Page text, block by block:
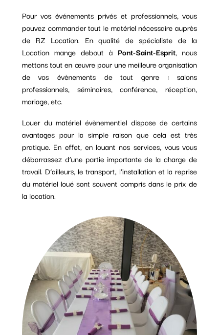
Pour vos événements privés et professionnels, vous
pouvez commander tout le matériel nécessaire auprès
de RZ Location. En qualité de spécialiste de la
Location mange debout à Pont-Saint-Esprit, nous
mettons tout en œuvre pour une meilleure organisation
de vos évènements de tout genre : salons
professionnels, séminaires, conférence, réception,
mariage, etc.
Louer du matériel évènementiel dispose de certains
avantages pour la simple raison que cela est très
pratique. En effet, en louant nos services, vous vous
débarrassez d’une partie importante de la charge de
travail. D’ailleurs, le transport, l’installation et la reprise
du matériel loué sont souvent compris dans le prix de
la location.